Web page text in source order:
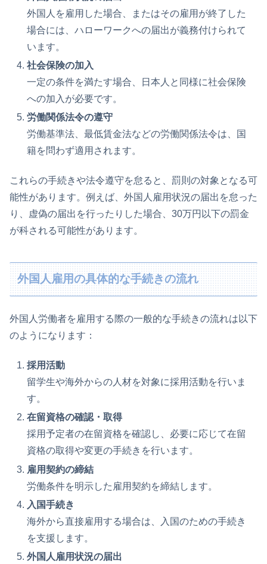
外国人を雇用した場合、またはその雇用が終了した
場合には、ハローワークへの届出が義務付けられて
います。
社会保険の加入
一定の条件を満たす場合、日本人と同様に社会保険
への加入が必要です。
労働関係法令の遵守
労働基準法、最低賃金法などの労働関係法令は、国
籍を問わず適用されます。
これらの手続きや法令遵守を怠ると、罰則の対象となる可
能性があります。例えば、外国人雇用状況の届出を怠った
り、虚偽の届出を行ったりした場合、30万円以下の罰金
が科される可能性があります。
外国人雇用の具体的な手続きの流れ
外国人労働者を雇用する際の一般的な手続きの流れは以下
のようになります：
採用活動
留学生や海外からの人材を対象に採用活動を行いま
す。
在留資格の確認・取得
採用予定者の在留資格を確認し、必要に応じて在留
資格の取得や変更の手続きを行います。
雇用契約の締結
労働条件を明示した雇用契約を締結します。
入国手続き
海外から直接雇用する場合は、入国のための手続き
を支援します。
外国人雇用状況の届出